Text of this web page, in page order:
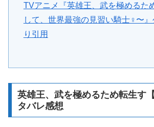
TVアニメ『英雄王、武を極めるた
して、世界最強の見習い騎士♀〜』
り引用
英雄王、武を極めるため転生す
タバレ感想